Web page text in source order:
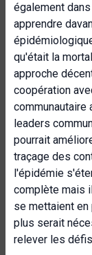
également
apprendre
qu'était la
approche
coopération
communautaire
leaders
pourrait
traçage des
l'épidémie
complète mais
se mettaient
plus serait
relever les